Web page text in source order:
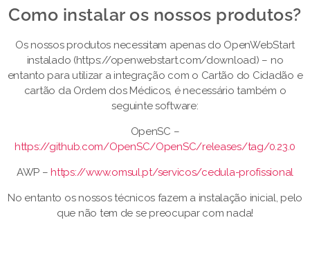
Como instalar os nossos produtos?​
Os nossos produtos necessitam apenas do OpenWebStart
instalado (https://openwebstart.com/download) – no
entanto para utilizar a integração com o Cartão do Cidadão e
cartão da Ordem dos Médicos, é necessário também o
seguinte software:
OpenSC –
https://github.com/OpenSC/OpenSC/releases/tag/0.23.0
AWP –https://www.omsul.pt/servicos/cedula-profissional
No entanto os nossos técnicos fazem a instalação inicial, pelo
que não tem de se preocupar com nada!